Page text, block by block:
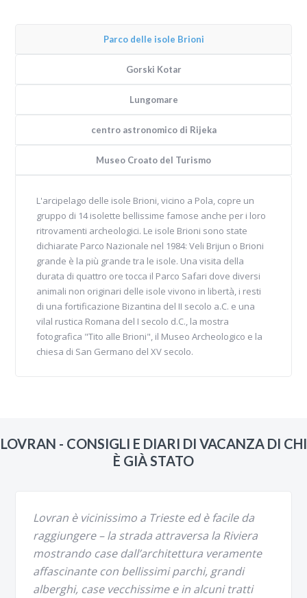
Parco delle isole Brioni
Gorski Kotar
Lungomare
centro astronomico di Rijeka
Museo Croato del Turismo
L'arcipelago delle isole Brioni, vicino a Pola, copre un
gruppo di 14 isolette bellissime famose anche per i loro
ritrovamenti archeologici. Le isole Brioni sono state
dichiarate Parco Nazionale nel 1984: Veli Brijun o Brioni
grande è la più grande tra le isole. Una visita della
durata di quattro ore tocca il Parco Safari dove diversi
animali non originari delle isole vivono in libertà, i resti
di una fortificazione Bizantina del II secolo a.C. e una
vilal rustica Romana del I secolo d.C., la mostra
fotografica "Tito alle Brioni", il Museo Archeologico e la
chiesa di San Germano del XV secolo.
LOVRAN - CONSIGLI E DIARI DI VACANZA DI CHI
È GIÀ STATO
Lovran è vicinissimo a Trieste ed è facile da
raggiungere – la strada attraversa la Riviera
mostrando case dall’architettura veramente
affascinante con bellissimi parchi, grandi
alberghi, case vecchissime e in alcuni tratti